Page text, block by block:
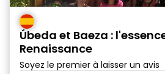
Úbeda et Baeza :
Renaissance
Soyez le premier à laisser un avis